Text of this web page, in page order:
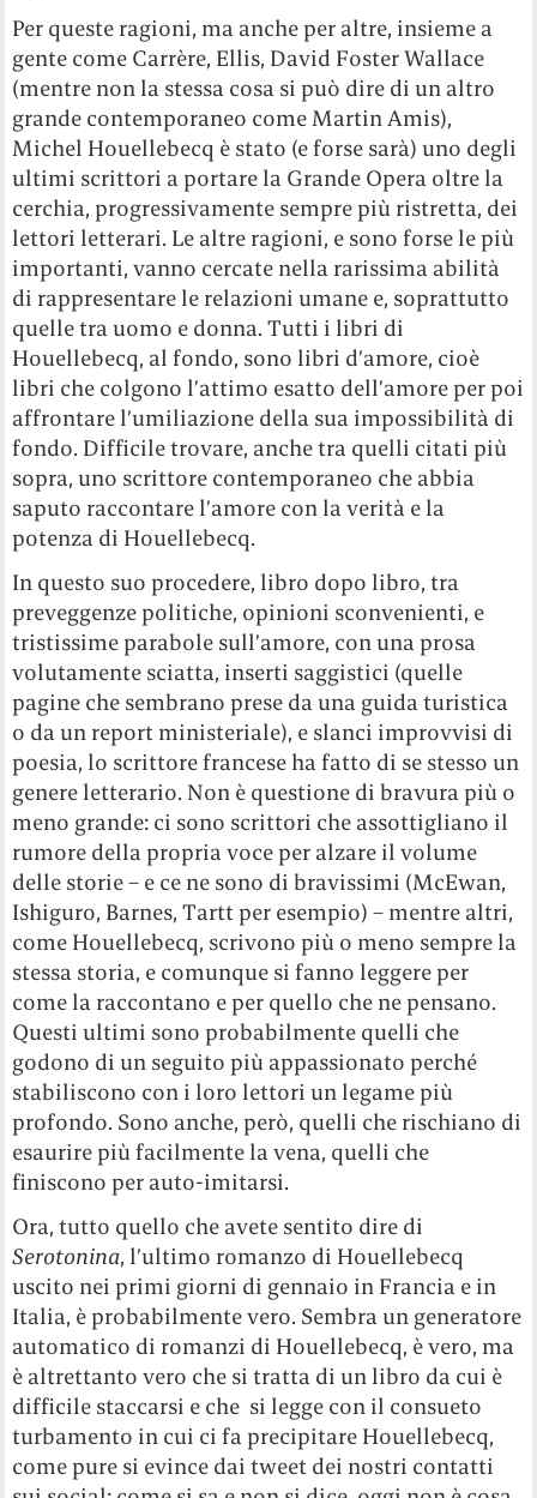
Per queste ragioni, ma anche per altre, insieme a
gente come Carrère, Ellis, David Foster Wallace
(mentre non la stessa cosa si può dire di un altro
grande contemporaneo come Martin Amis),
Michel Houellebecq è stato (e forse sarà) uno degli
ultimi scrittori a portare la Grande Opera oltre la
cerchia, progressivamente sempre più ristretta, dei
lettori letterari. Le altre ragioni, e sono forse le più
importanti, vanno cercate nella rarissima abilità
di rappresentare le relazioni umane e, soprattutto
quelle tra uomo e donna. Tutti i libri di
Houellebecq, al fondo, sono libri d’amore, cioè
libri che colgono l’attimo esatto dell’amore per poi
affrontare l’umiliazione della sua impossibilità di
fondo. Difficile trovare, anche tra quelli citati più
sopra, uno scrittore contemporaneo che abbia
saputo raccontare l’amore con la verità e la
potenza di Houellebecq.
In questo suo procedere, libro dopo libro, tra
preveggenze politiche, opinioni sconvenienti, e
tristissime parabole sull’amore, con una prosa
volutamente sciatta, inserti saggistici (quelle
pagine che sembrano prese da una guida turistica
o da un report ministeriale), e slanci improvvisi di
poesia, lo scrittore francese ha fatto di se stesso un
genere letterario. Non è questione di bravura più o
meno grande: ci sono scrittori che assottigliano il
rumore della propria voce per alzare il volume
delle storie – e ce ne sono di bravissimi (McEwan,
Ishiguro, Barnes, Tartt per esempio) – mentre altri,
come Houellebecq, scrivono più o meno sempre la
stessa storia, e comunque si fanno leggere per
come la raccontano e per quello che ne pensano.
Questi ultimi sono probabilmente quelli che
godono di un seguito più appassionato perché
stabiliscono con i loro lettori un legame più
profondo. Sono anche, però, quelli che rischiano di
esaurire più facilmente la vena, quelli che
finiscono per auto-imitarsi.
Ora, tutto quello che avete sentito dire di
Serotonina, l’ultimo romanzo di Houellebecq
uscito nei primi giorni di gennaio in Francia e in
Italia, è probabilmente vero. Sembra un generatore
automatico di romanzi di Houellebecq, è vero, ma
è altrettanto vero che si tratta di un libro da cui è
difficile staccarsi e che si legge con il consueto
turbamento in cui ci fa precipitare Houellebecq,
come pure si evince dai tweet dei nostri contatti